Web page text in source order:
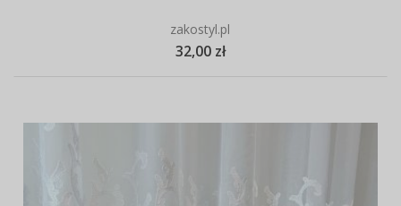
zakostyl.pl
32,00 zł